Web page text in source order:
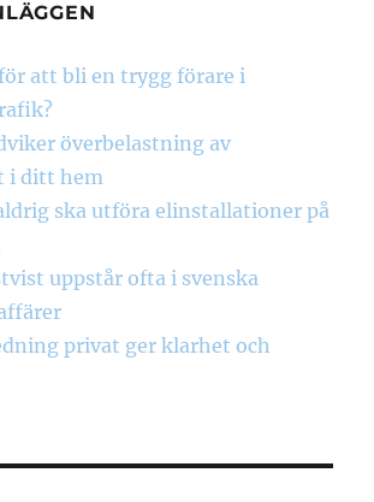
att bli en trygg förare i
överbelastning av
i ditt hem
ska utföra elinstallationer på
uppstår ofta i svenska
privat ger klarhet och